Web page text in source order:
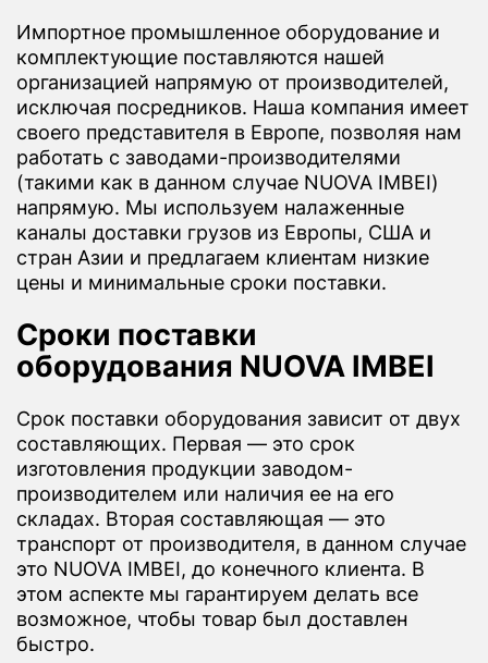
Импортное промышленное оборудование и
комплектующие поставляются нашей
организацией напрямую от производителей,
исключая посредников. Наша компания имеет
своего представителя в Европе, позволяя нам
работать с заводами-производителями
(такими как в данном случае NUOVA IMBEI)
напрямую. Мы используем налаженные
каналы доставки грузов из Европы, США и
стран Азии и предлагаем клиентам низкие
цены и минимальные сроки поставки.
Сроки поставки
оборудования NUOVA IMBEI
Срок поставки оборудования зависит от двух
составляющих. Первая — это срок
изготовления продукции заводом-
производителем или наличия ее на его
складах. Вторая составляющая — это
транспорт от производителя, в данном случае
это NUOVA IMBEI, до конечного клиента. В
этом аспекте мы гарантируем делать все
возможное, чтобы товар был доставлен
быстро.